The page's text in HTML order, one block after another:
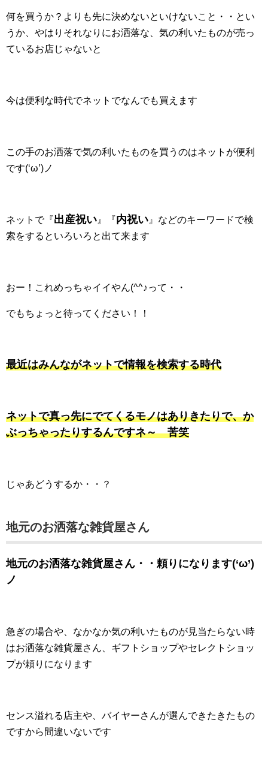
何を買うか？よりも先に決めないといけないこと・・とい
うか、やはりそれなりにお洒落な、気の利いたものが売っ
ているお店じゃないと
今は便利な時代でネットでなんでも買えます
この手のお洒落で気の利いたものを買うのはネットが便利
です(‘ω’)ノ
ネットで『出産祝い 』『内祝い 』などのキーワードで検
索をするといろいろと出て来ます
おー！これめっちゃイイやん(^^♪って・・
でもちょっと待ってください！！
最近はみんながネットで情報を検索する時代
ネットで真っ先にでてくるモノはありきたりで、か
ぶっちゃったりするんですネ～ 苦笑
じゃあどうするか・・？
地元のお洒落な雑貨屋さん
地元のお洒落な雑貨屋さん・・頼りになります(‘ω’)
ノ
急ぎの場合や、なかなか気の利いたものが見当たらない時
はお洒落な雑貨屋さん、ギフトショップやセレクトショッ
プが頼りになります
センス溢れる店主や、バイヤーさんが選んできたきたもの
ですから間違いないです